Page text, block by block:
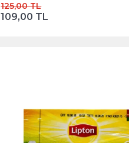
125,00 TL
109,00 TL